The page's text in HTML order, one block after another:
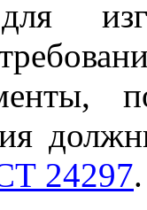
24297.